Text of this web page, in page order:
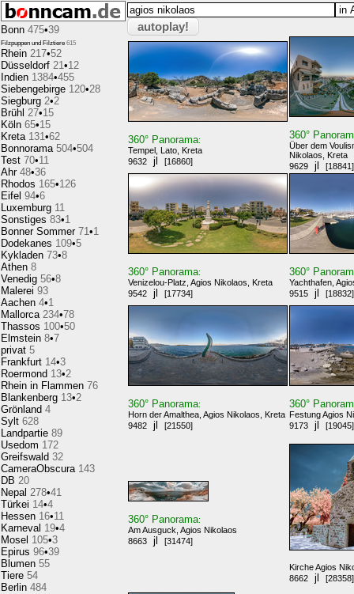
Bonn 475•39
Filzpuppen und Filztiere 615
Rhein 217•52
Düsseldorf 21•12
Indien 1384•455
Siebengebirge 120•28
Siegburg 2•2
Brühl 27•15
Köln 65•15
Kreta 131•62
Bonnorama 504•504
Test 70•11
Ahr 48•36
Rhodos 165•126
Eifel 94•6
Luxemburg 11
Sonstiges 83•1
Bonner Sommer 71•1
Dodekanes 109•5
Kykladen 73•8
Athen 8
Venedig 56•8
Malerei 93
Aachen 4•1
Mallorca 234•78
Thassos 100•50
Elmstein 8•7
privat 5
Frankfurt 14•3
Roermond 13•2
Rhein in Flammen 76
Blankenberg 13•2
Grönland 4
Sylt 628
Landpartie 89
Usedom 172
Greifswald 32
CameraObscura 143
DB 20
Nepal 278•41
Türkei 14•4
Hessen 16•11
Karneval 19•4
Mosel 105•3
Epirus 96•39
Blumen 55
Tiere 54
Berlin 484
autoplay!
360° Panorama:
Tempel, Lato, Kreta
9632
jl [16860]
360°
Über dem
Nikolaos, Kreta
9629
jl [18841]
360° Panorama:
Venizelou-Platz, Agios Nikolaos, Kreta
9542
jl [17734]
360°
Yachthafen,
9515
jl [18832]
360° Panorama:
Horn der Amalthea, Agios Nikolaos, Kreta
9482
jl [21550]
360°
Festung Agios
9173
jl [19045]
360° Panorama:
Am Ausguck, Agios Nikolaos
8663
jl [31474]
Kirche Agios
8662
jl [28358]